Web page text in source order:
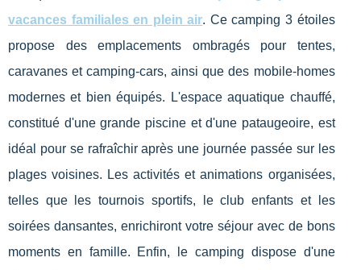
vacances familiales en plein air. Ce camping 3 étoiles
propose des emplacements ombragés pour tentes,
caravanes et camping-cars, ainsi que des mobile-homes
modernes et bien équipés. L'espace aquatique chauffé,
constitué d'une grande piscine et d'une pataugeoire, est
idéal pour se rafraîchir après une journée passée sur les
plages voisines. Les activités et animations organisées,
telles que les tournois sportifs, le club enfants et les
soirées dansantes, enrichiront votre séjour avec de bons
moments en famille. Enfin, le camping dispose d'une